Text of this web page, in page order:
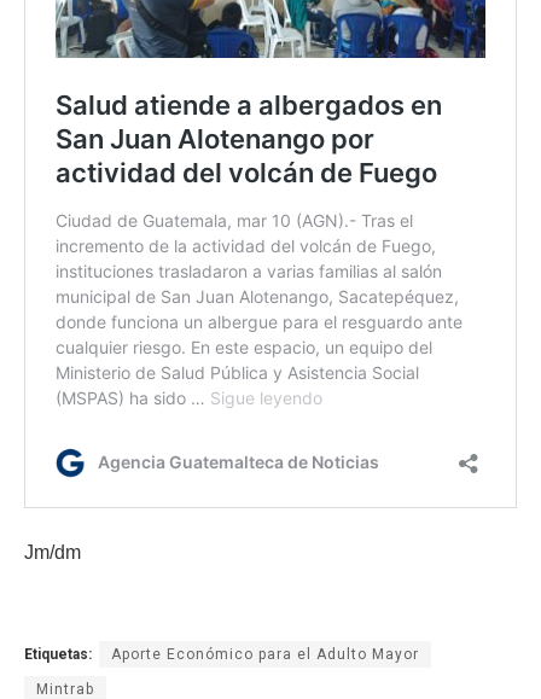
Jm/dm
Etiquetas: Aporte Económico para el Adulto Mayor
Mintrab